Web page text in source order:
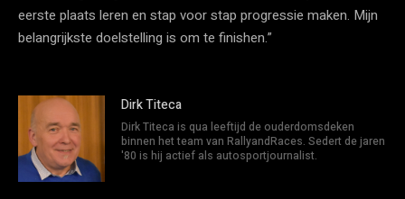
eerste plaats leren en stap voor stap progressie maken. Mijn
belangrijkste doelstelling is om te finishen.”
Dirk Titeca
Dirk Titeca is qua leeftijd de ouderdomsdeken
binnen het team van RallyandRaces. Sedert de jaren
'80 is hij actief als autosportjournalist.